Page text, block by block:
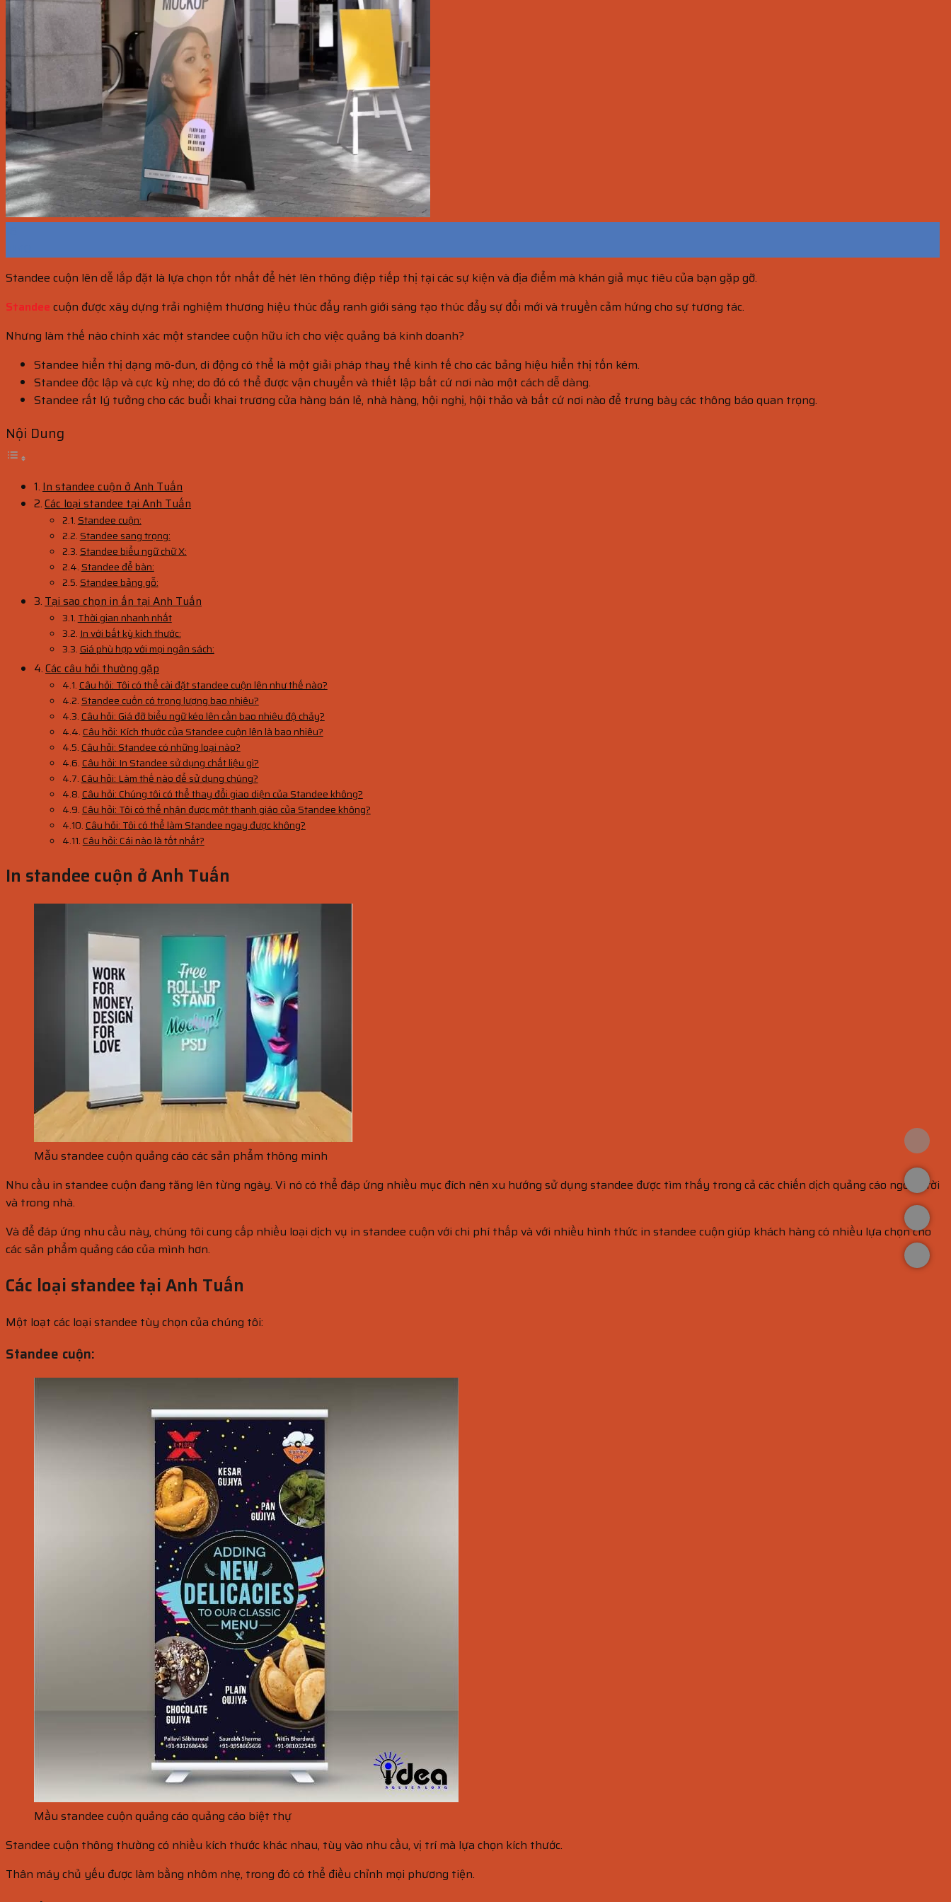
Standee cuộn lên dễ lắp đặt là lựa chọn tốt nhất để hét lên thông điệp tiếp thị tại các sự kiện và địa điểm mà khán giả mục tiêu của bạn gặp gỡ.
Standee cuộn được xây dựng trải nghiệm thương hiệu thúc đẩy ranh giới sáng tạo thúc đẩy sự đổi mới và truyền cảm hứng cho sự tương tác.
Nhưng làm thế nào chính xác một standee cuộn hữu ích cho việc quảng bá kinh doanh?
Standee hiển thị dạng mô-đun, di động có thể là một giải pháp thay thế kinh tế cho các bảng hiệu hiển thị tốn kém.
Standee độc ​​lập và cực kỳ nhẹ; do đó có thể được vận chuyển và thiết lập bất cứ nơi nào một cách dễ dàng.
Standee rất lý tưởng cho các buổi khai trương cửa hàng bán lẻ, nhà hàng, hội nghị, hội thảo và bất cứ nơi nào để trưng bày các thông báo quan trọng.
Nội Dung
In standee cuộn ở Anh Tuấn
Các loại standee tại Anh Tuấn
Standee cuộn:
Standee sang trọng:
Standee biểu ngữ chữ X:
Standee để bàn:
Standee bảng gỗ:
Tại sao chọn in ấn tại Anh Tuấn
Thời gian nhanh nhất
In với bất kỳ kích thước:
Giá phù hợp với mọi ngân sách:
Các câu hỏi thường gặp
Câu hỏi: Tôi có thể cài đặt standee cuộn lên như thế nào?
Standee cuốn có trọng lượng bao nhiêu?
Câu hỏi: Giá đỡ biểu ngữ kéo lên cần bao nhiêu độ chảy?
Câu hỏi: Kích thước của Standee cuộn lên là bao nhiêu?
Câu hỏi: Standee có những loại nào?
Câu hỏi: In Standee sử dụng chất liệu gì?
Câu hỏi: Làm thế nào để sử dụng chúng?
Câu hỏi: Chúng tôi có thể thay đổi giao diện của Standee không?
Câu hỏi: Tôi có thể nhận được một thanh giáo của Standee không?
Câu hỏi: Tôi có thể làm Standee ngay được không?
Câu hỏi: Cái nào là tốt nhất?
In standee cuộn ở Anh Tuấn
Mẫu standee cuộn quảng cáo các sản phẩm thông minh
Nhu cầu in standee cuộn đang tăng lên từng ngày. Vì nó có thể đáp ứng nhiều mục đích nên xu hướng sử dụng standee được tìm thấy trong cả các chiến dịch quảng cáo ngoài trời
và trong nhà.
Và để đáp ứng nhu cầu này, chúng tôi cung cấp nhiều loại dịch vụ in standee cuộn với chi phí thấp và với nhiều hình thức in standee cuộn giúp khách hàng có nhiều lựa chọn cho
các sản phẩm quảng cáo của mình hơn.
Các loại standee tại Anh Tuấn
Một loạt các loại standee tùy chọn của chúng tôi:
Standee cuộn:
Mầu standee cuộn quảng cáo quảng cáo biệt thự
Standee cuộn thông thường có nhiều kích thước khác nhau, tùy vào nhu cầu, vị trí mà lựa chọn kích thước.
Thân máy chủ yếu được làm bằng nhôm nhẹ, trong đó có thể điều chỉnh mọi phương tiện.